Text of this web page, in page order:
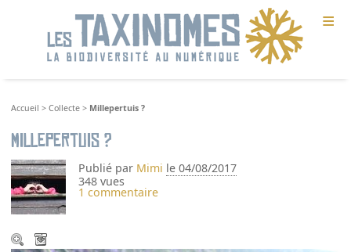
≡
Accueil >Collecte > Millepertuis ?
Millepertuis ?
Publié par Mimi le 04/08/2017
348 vues
1 commentaire